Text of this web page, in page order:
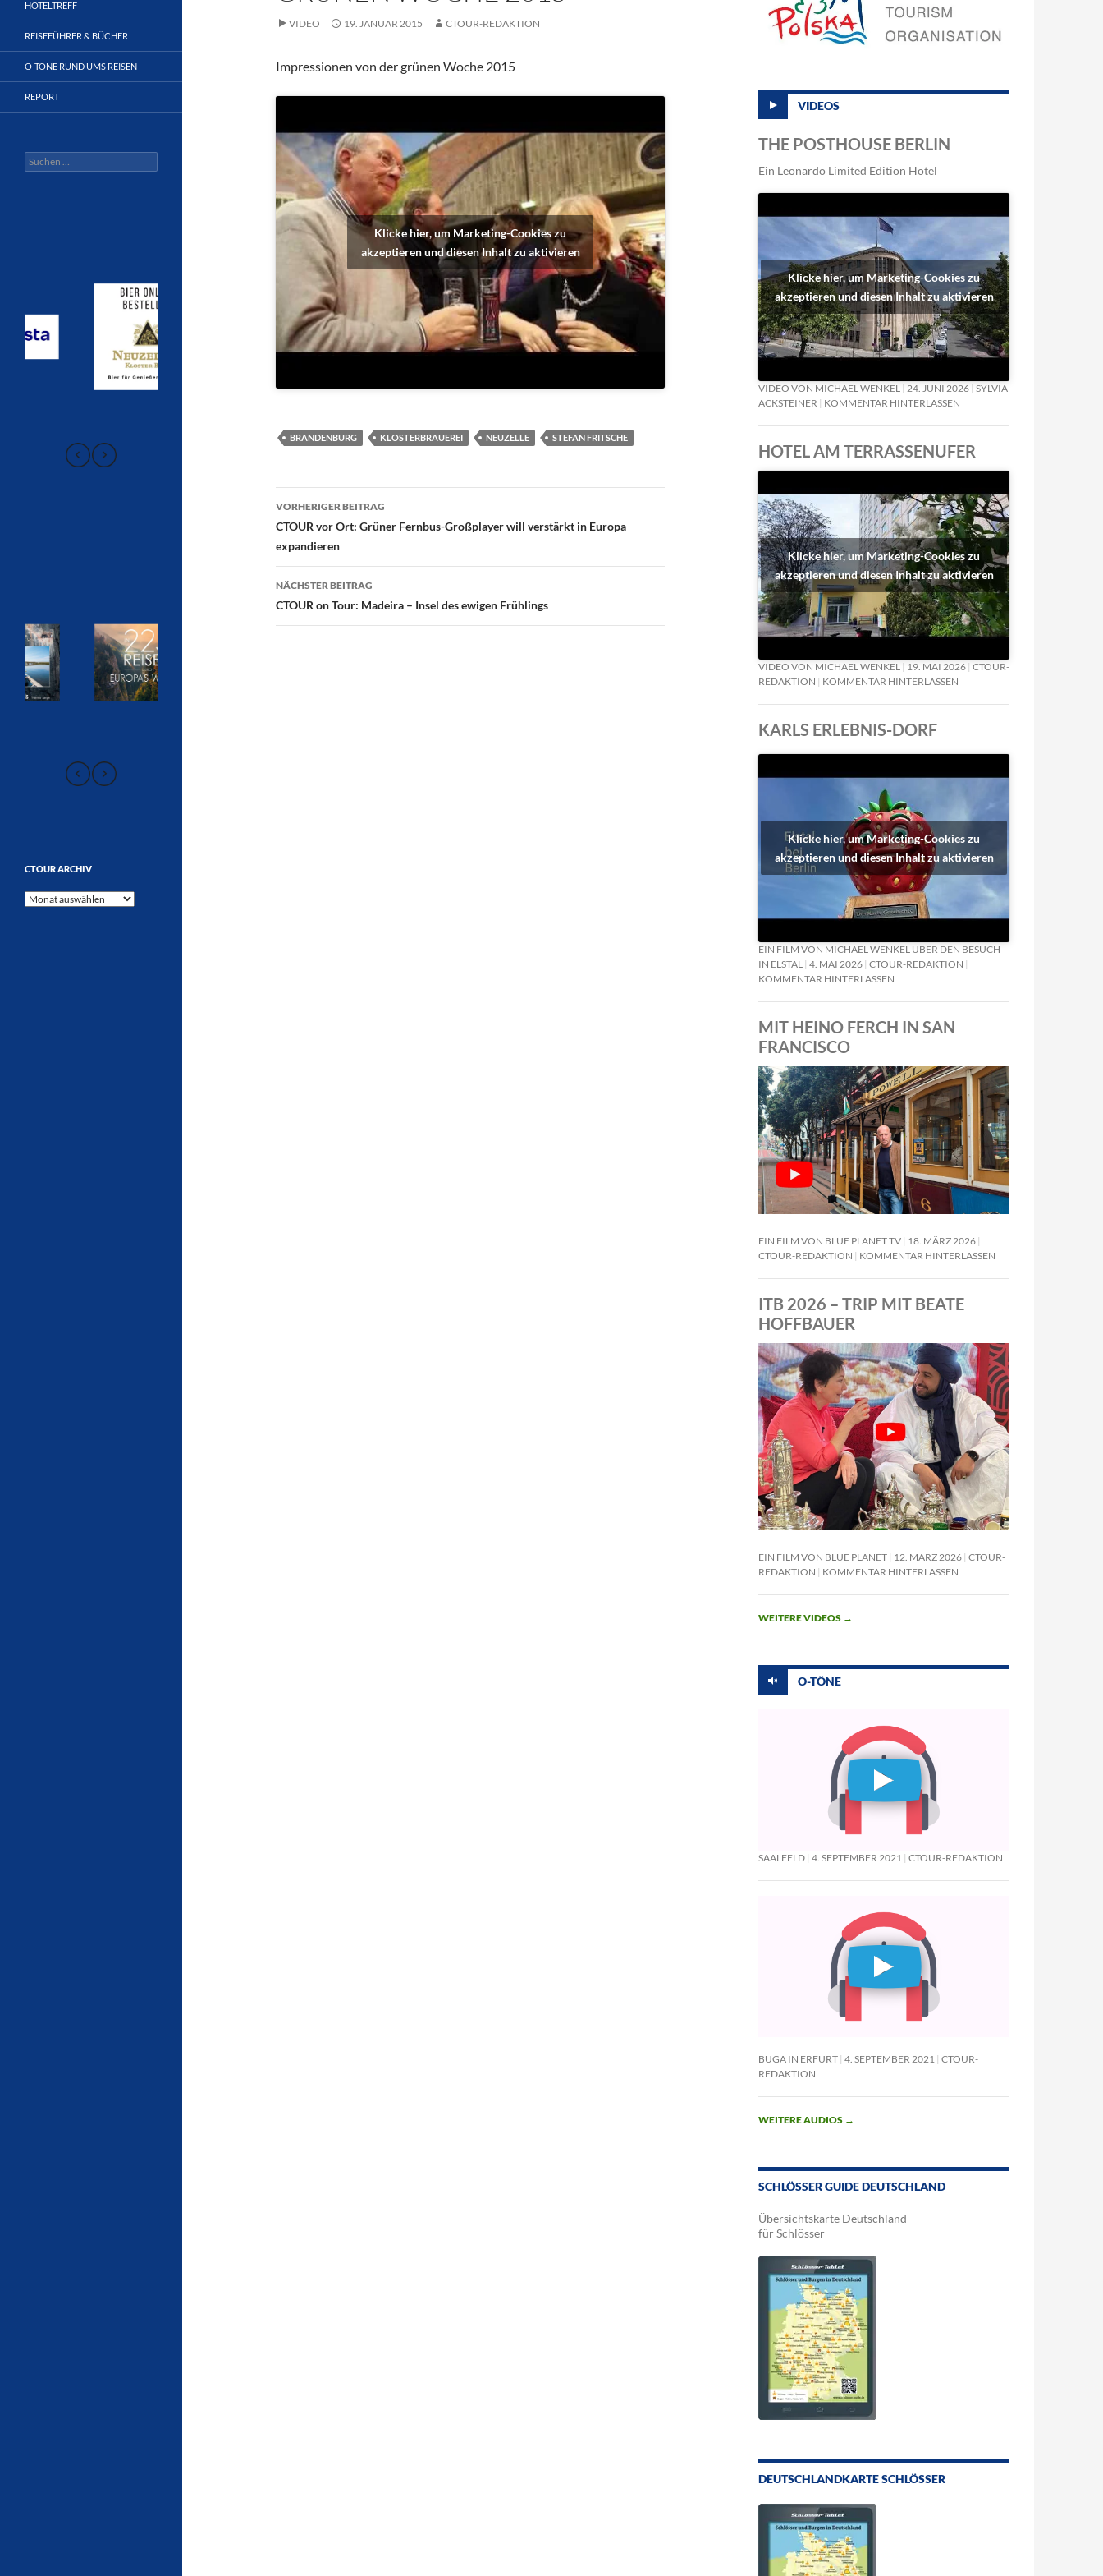
VIDEO 19. JANUAR 2015 CTOUR-REDAKTION
Impressionen von der grünen Woche 2015
Klicke hier, um Marketing-Cookies zu
akzeptieren und diesen Inhalt zu aktivieren
BRANDENBURG KLOSTERBRAUEREI NEUZELLE STEFAN FRITSCHE
Beitragsnavigation
VORHERIGER BEITRAG
CTOUR vor Ort: Grüner Fernbus-Großplayer will verstärkt in Europa
expandieren
NÄCHSTER BEITRAG
CTOUR on Tour: Madeira – Insel des ewigen Frühlings
VIDEOS
THE POSTHOUSE BERLIN
Ein Leonardo Limited Edition Hotel
Klicke hier, um Marketing-Cookies zu
akzeptieren und diesen Inhalt zu aktivieren
VIDEO VON MICHAEL WENKEL 24. JUNI 2026 SYLVIA
ACKSTEINER
KOMMENTAR HINTERLASSEN
HOTEL AM TERRASSENUFER
Klicke hier, um Marketing-Cookies zu
akzeptieren und diesen Inhalt zu aktivieren
VIDEO VON MICHAEL WENKEL 19. MAI 2026 CTOUR-
REDAKTION
KOMMENTAR HINTERLASSEN
KARLS ERLEBNIS-DORF
Klicke hier, um Marketing-Cookies zu
akzeptieren und diesen Inhalt zu aktivieren
EIN FILM VON MICHAEL WENKEL ÜBER DEN BESUCH
IN ELSTAL 4. MAI 2026 CTOUR-REDAKTION
KOMMENTAR HINTERLASSEN
MIT HEINO FERCH IN SAN
FRANCISCO
EIN FILM VON BLUE PLANET TV 18. MÄRZ 2026
CTOUR-REDAKTION
KOMMENTAR HINTERLASSEN
ITB 2026 – TRIP MIT BEATE
HOFFBAUER
EIN FILM VON BLUE PLANET 12. MÄRZ 2026 CTOUR-
REDAKTION
KOMMENTAR HINTERLASSEN
WEITERE VIDEOS →
O-TÖNE
SAALFELD 4. SEPTEMBER 2021 CTOUR-REDAKTION
BUGA IN ERFURT 4. SEPTEMBER 2021
CTOUR-
REDAKTION
WEITERE AUDIOS →
SCHLÖSSER GUIDE DEUTSCHLAND
Übersichtskarte Deutschland
für Schlösser
DEUTSCHLANDKARTE SCHLÖSSER
HOTELTREFF
REISEFÜHRER & BÜCHER
O-TÖNE RUND UMS REISEN
REPORT
Suchen
nach:
CTOUR ARCHIV
CTOUR